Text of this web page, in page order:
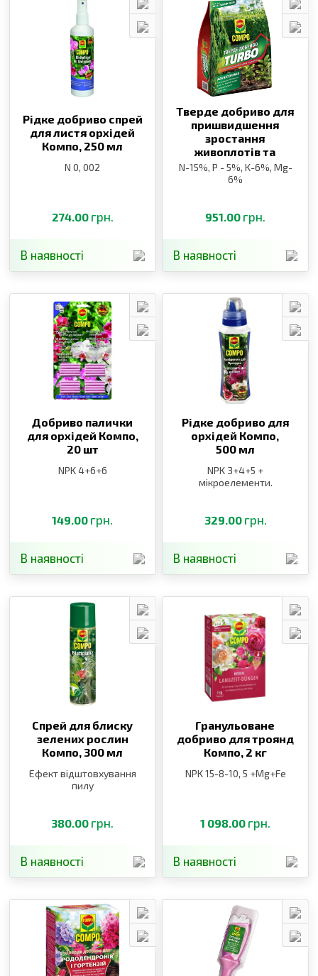
Рідке добриво спрей
для листя орхідей
Компо, 250 мл
N 0, 002
274.00 грн.
В наявності
Тверде добриво для
пришвидшення
зростання
живоплотів та
хвойних рослин
Компо,
N-15%, P - 5%, K-6%, Mg-
6%
951.00 грн.
В наявності
Добриво палички
для орхідей Компо,
20 шт
NPK 4+6+6
149.00 грн.
В наявності
Рідке добриво для
орхідей Компо,
500 мл
NPK 3+4+5 +
мікроелементи.
329.00 грн.
В наявності
Спрей для блиску
зелених рослин
Компо, 300 мл
Ефект відштовхування
пилу
380.00 грн.
В наявності
Гранульоване
добриво для троянд
Компо, 2 кг
NPK 15-8-10, 5 +Mg+Fe
1 098.00 грн.
В наявності